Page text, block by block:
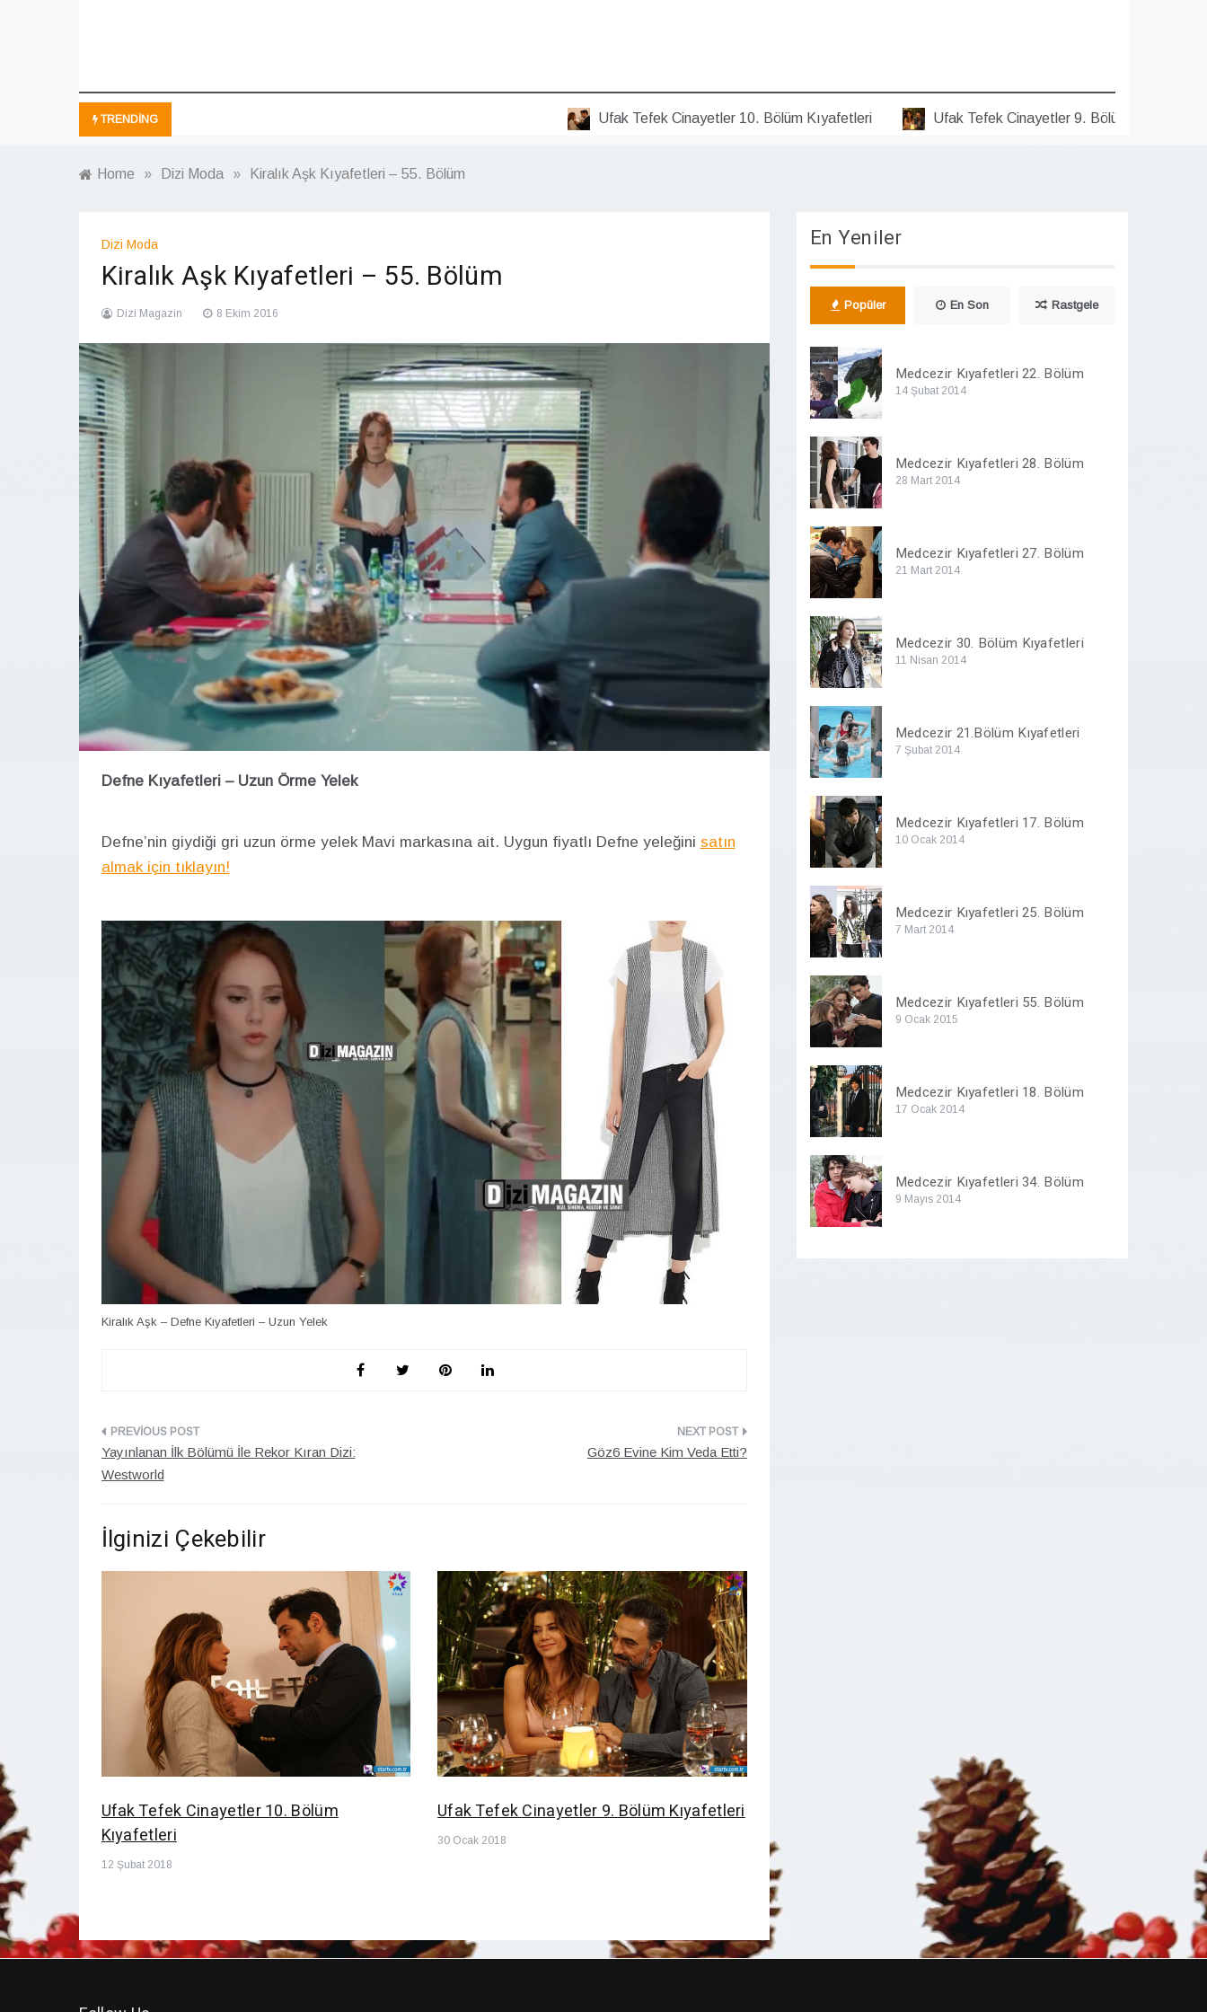
TRENDING Ufak Tefek Cinayetler 10. Bölüm Kıyafetleri Ufak Tefek Cinayetler 9. Bölüm Kıyafetleri
Home » Dizi Moda » Kiralık Aşk Kıyafetleri – 55. Bölüm
Dizi Moda
Kiralık Aşk Kıyafetleri – 55. Bölüm
Dizi Magazin 8 Ekim 2016
Defne Kıyafetleri – Uzun Örme Yelek
Defne’nin giydiği gri uzun örme yelek Mavi markasına ait. Uygun fiyatlı Defne yeleğini satın
almak için tıklayın!
Kiralık Aşk – Defne Kıyafetleri – Uzun Yelek
Yazı
gezinmesi
Yayınlanan İlk Bölümü İle Rekor Kıran Dizi:
Westworld
Göz6 Evine Kim Veda Etti?
İlginizi Çekebilir
Ufak Tefek Cinayetler 10. Bölüm
Kıyafetleri
12 Şubat 2018
Ufak Tefek Cinayetler 9. Bölüm Kıyafetleri
30 Ocak 2018
En Yeniler
Popüler En Son Rastgele
Medcezir Kıyafetleri 22. Bölüm
14 Şubat 2014
Medcezir Kıyafetleri 28. Bölüm
28 Mart 2014
Medcezir Kıyafetleri 27. Bölüm
21 Mart 2014
Medcezir 30. Bölüm Kıyafetleri
11 Nisan 2014
Medcezir 21.Bölüm Kıyafetleri
7 Şubat 2014
Medcezir Kıyafetleri 17. Bölüm
10 Ocak 2014
Medcezir Kıyafetleri 25. Bölüm
7 Mart 2014
Medcezir Kıyafetleri 55. Bölüm
9 Ocak 2015
Medcezir Kıyafetleri 18. Bölüm
17 Ocak 2014
Medcezir Kıyafetleri 34. Bölüm
9 Mayıs 2014